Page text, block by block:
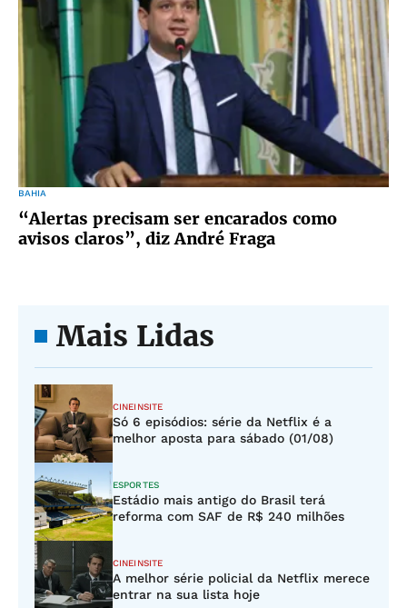
BAHIA
“Alertas precisam ser encarados como
avisos claros”, diz André Fraga
Mais Lidas
CINEINSITE
Só 6 episódios: série da Netflix é a
melhor aposta para sábado (01/08)
ESPORTES
Estádio mais antigo do Brasil terá
reforma com SAF de R$ 240 milhões
CINEINSITE
A melhor série policial da Netflix merece
entrar na sua lista hoje